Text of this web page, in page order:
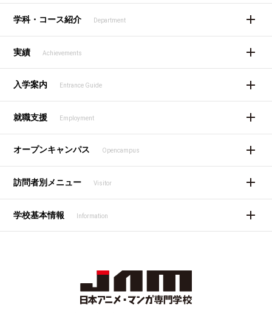
学科・コース紹介 Department
実績 Achievements
入学案内 Entrance Guide
就職支援 Employment
オープンキャンパス Opencampus
訪問者別メニュー Visitor
学校基本情報 Information